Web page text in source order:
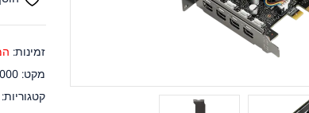
זמינות:
מקט:
קטגוריות: